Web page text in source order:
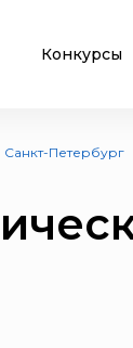
Конкурсы
Санкт-Петербург